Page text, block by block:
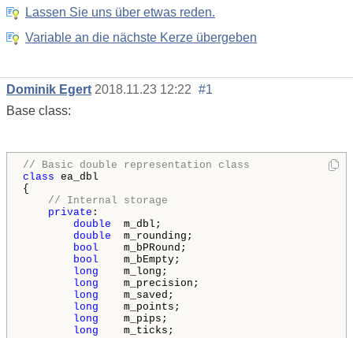
Lassen Sie uns über etwas reden.
Variable an die nächste Kerze übergeben
Dominik Egert 2018.11.23 12:22 #1
Base class:
// Basic double representation class
class ea_dbl
{
// Internal storage
private :
double m_dbl;
double m_rounding;
bool m_bPRound;
bool m_bEmpty;
long m_long;
long m_precision;
long m_saved;
long m_points;
long m_pips;
long m_ticks;